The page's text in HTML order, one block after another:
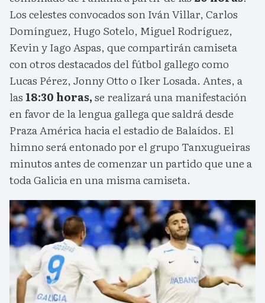
Los celestes convocados son Iván Villar, Carlos
Domínguez, Hugo Sotelo, Miguel Rodríguez,
Kevin y Iago Aspas, que compartirán camiseta
con otros destacados del fútbol gallego como
Lucas Pérez, Jonny Otto o Iker Losada. Antes, a
las 18:30 horas,se realizará una manifestación
en favor de la lengua gallega que saldrá desde
Praza América hacia el estadio de Balaídos. El
himno será entonado por el grupo Tanxugueiras
minutos antes de comenzar un partido que une a
toda Galicia en una misma camiseta.